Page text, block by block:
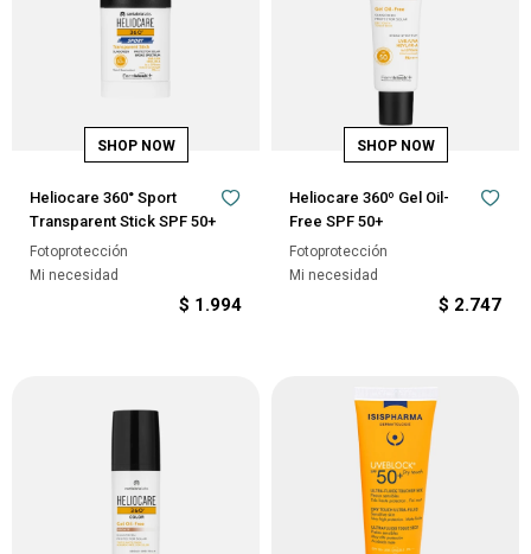
Heliocare 360° Sport
Transparent Stick SPF 50+
Fotoprotección
Mi necesidad
$ 1.994
Heliocare 360º Gel Oil-
Free SPF 50+
Fotoprotección
Mi necesidad
$ 2.747